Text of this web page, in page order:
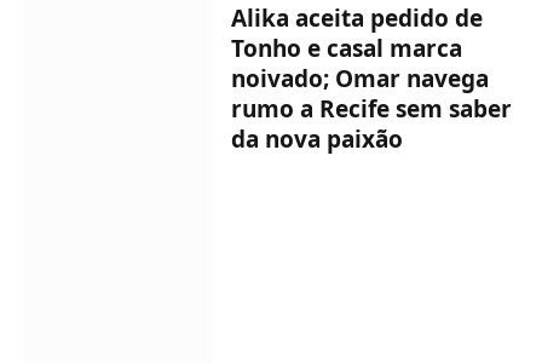
Alika aceita pedido de
Tonho e casal marca
noivado; Omar navega
rumo a Recife sem saber
da nova paixão